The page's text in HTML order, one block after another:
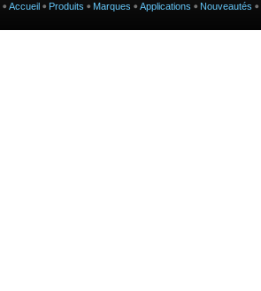
Accueil Produits Marques Applications Nouveautés